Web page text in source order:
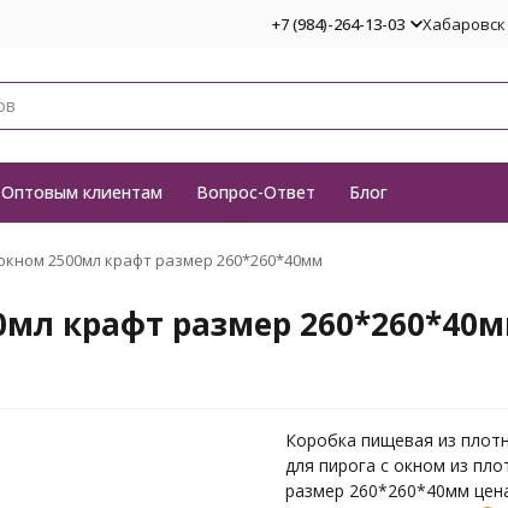
+7 (984)-264-13-03 Хабаровск
Оптовым клиентам Вопрос-Ответ Блог
2500мл крафт размер 260*260*40мм
крафт размер
Коробка пищевая из
для пирога с окном из
размер 260*260*40мм